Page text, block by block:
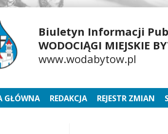
Biuletyn Informacji
WODOCIĄGI MIEJSKIE
www.wodabytow.pl
GŁÓWNA REDAKCJA REJESTR ZMIAN